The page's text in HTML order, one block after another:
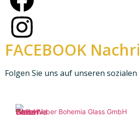
FACEBOOK
Folgen Sie uns auf unseren
Weber Bohemia Glass GmbH